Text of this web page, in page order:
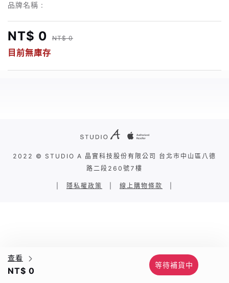
品牌名稱 :
NT$ 0 NT$ 0
目前無庫存
查看
NT$ 0
等待補貨中
2022 © STUDIO A 晶實科技股份有限公司 台北市中山區八德
路二段260號7樓
隱私權政策 線上購物條款